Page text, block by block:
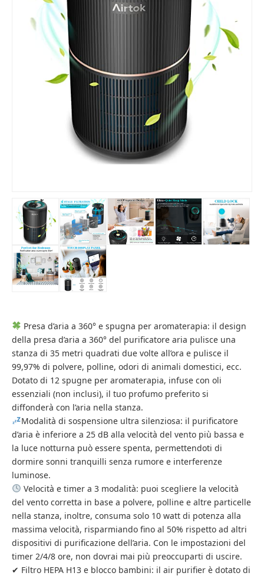
Presa d’aria a 360° e spugna per aromaterapia: il design
della presa d’aria a 360° del purificatore aria pulisce una
stanza di 35 metri quadrati due volte all’ora e pulisce il
99,97% di polvere, polline, odori di animali domestici, ecc.
Dotato di 12 spugne per aromaterapia, infuse con oli
essenziali (non inclusi), il tuo profumo preferito si
diffonderà con l’aria nella stanza.
Modalità di sospensione ultra silenziosa: il purificatore
d’aria è inferiore a 25 dB alla velocità del vento più bassa e
la luce notturna può essere spenta, permettendoti di
dormire sonni tranquilli senza rumore e interferenze
luminose.
Velocità e timer a 3 modalità: puoi scegliere la velocità
del vento corretta in base a polvere, polline e altre particelle
nella stanza, inoltre, consuma solo 10 watt di potenza alla
massima velocità, risparmiando fino al 50% rispetto ad altri
dispositivi di purificazione dell’aria. Con le impostazioni del
timer 2/4/8 ore, non dovrai mai più preoccuparti di uscire.
✔ Filtro HEPA H13 e blocco bambini: il air purifier è dotato di